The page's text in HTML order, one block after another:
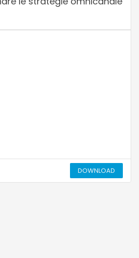
DOWNLOAD